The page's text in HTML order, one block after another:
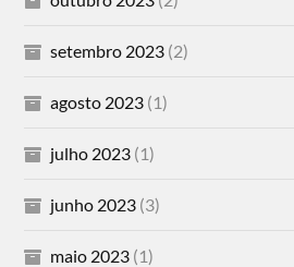
setembro 2023 (2)
agosto 2023 (1)
julho 2023 (1)
junho 2023 (3)
maio 2023 (1)